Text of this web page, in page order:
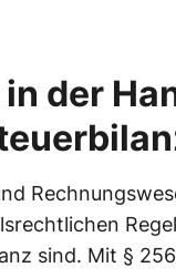
der
sind. Mit §